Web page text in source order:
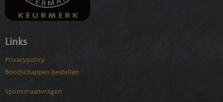
Links
Privacypolicy
Boodschappen bestellen
Sponsoraanvragen